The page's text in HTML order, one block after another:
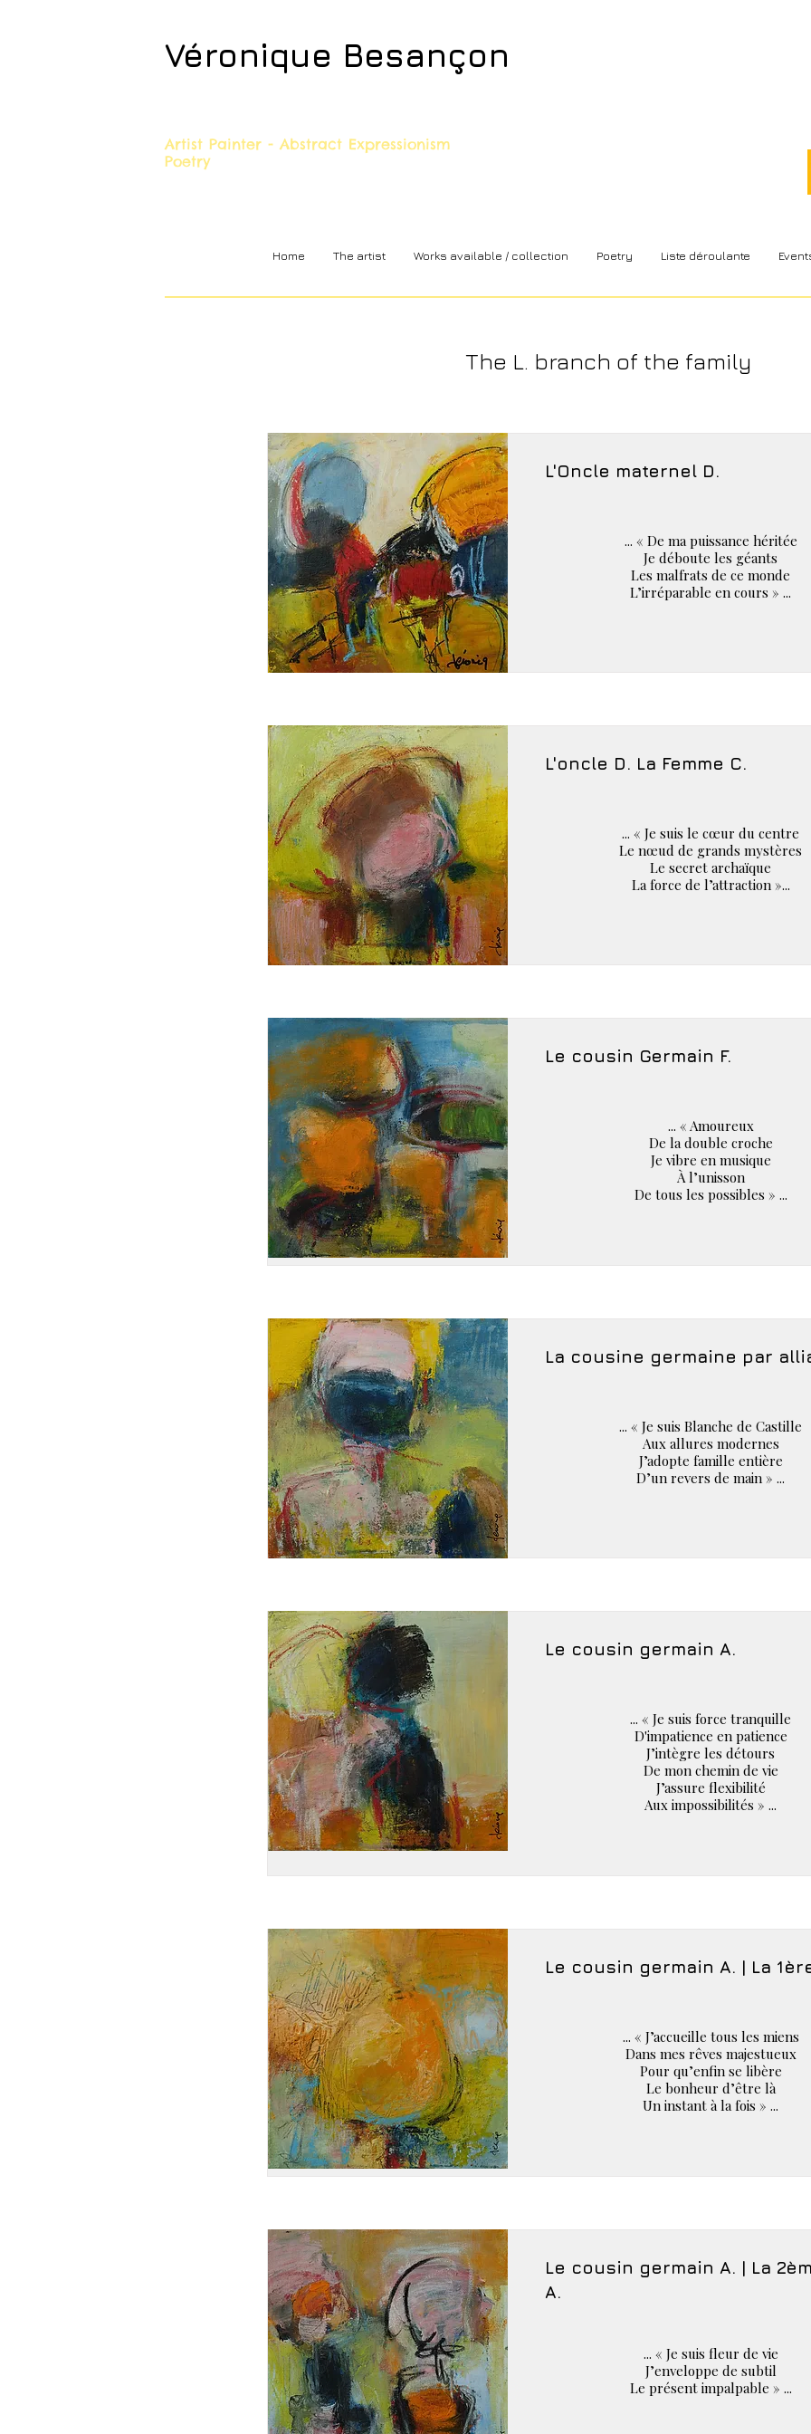
Véronique Besançon
Artist Painter - Abstract Expressionism
Poetry
Home The artist Works available / collection Poetry Liste déroulante
The L. branch of the family
L'Oncle maternel D.
... « De ma puissance héritée
Je déboute les géants
Les malfrats de ce monde
L’irréparable en cours » ...
L'oncle D. La Femme C.
... « Je suis le cœur du centre
Le nœud de grands mystères
Le secret archaïque
La force de l’attraction »...
Le cousin Germain F.
... « Amoureux
De la double croche
Je vibre en musique
À l’unisson
De tous les possibles » ...
La cousine germaine par
... « Je suis Blanche de Castille
Aux allures modernes
J’adopte famille entière
D’un revers de main » ...
Le cousin germain A.
... « Je suis force tranquille
D'impatience en patience
J’intègre les détours
De mon chemin de vie
J’assure flexibilité
Aux impossibilités » ...
Le cousin germain A. | La
... « J’accueille tous les miens
Dans mes rêves majestueux
Pour qu’enfin se libère
Le bonheur d’être là
Un instant à la fois » ...
Le cousin germain A. | La
A.
... « Je suis fleur de vie
J’enveloppe de subtil
Le présent impalpable » ...